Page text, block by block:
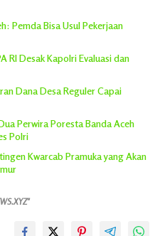
Pemda Bisa Usul Pekerjaan
RI Desak Kapolri Evaluasi dan
Dana Desa Reguler Capai
Perwira Poresta Banda Aceh
Polri
Kwarcab Pramuka yang Akan